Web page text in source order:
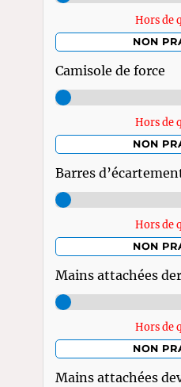
Hors de
NON
Camisole de force
Hors de
NON
Barres
Hors de
NON
Mains attachées
Hors de
NON
Mains attachées